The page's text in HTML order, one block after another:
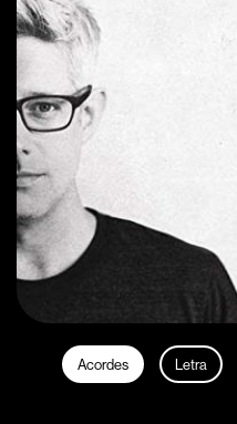
Acordes Letra